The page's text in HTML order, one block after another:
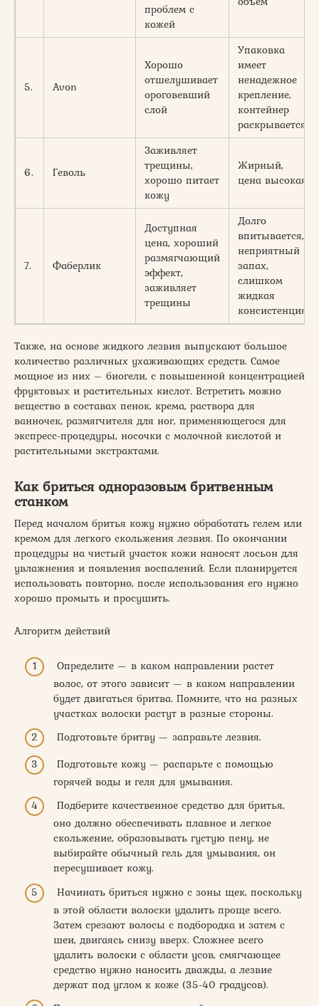
проблем с
кожей
5. Avon
Хорошо
отшелушивает
ороговевший
слой
Упаковка
имеет
ненадежное
крепление,
контейнер
раскрывается
6. Геволь
Заживляет
трещины,
хорошо питает
кожу
Жирный,
цена высокая
7. Фаберлик
Доступная
цена, хороший
размягчающий
эффект,
заживляет
трещины
Долго
впитывается,
неприятный
запах,
слишком
жидкая
консистенция
Также, на основе жидкого лезвия выпускают большое
количество различных ухаживающих средств. Самое
мощное из них – биогели, с повышенной концентрацией
фруктовых и растительных кислот. Встретить можно
вещество в составах пенок, крема, раствора для
ванночек, размягчителя для ног, применяющегося для
экспресс-процедуры, носочки с молочной кислотой и
растительными экстрактами.
Как бриться одноразовым бритвенным
станком
Перед началом бритья кожу нужно обработать гелем или
кремом для легкого скольжения лезвия. По окончании
процедуры на чистый участок кожи наносят лосьон для
увлажнения и появления воспалений. Если планируется
использовать повторно, после использования его нужно
хорошо промыть и просушить.
Алгоритм действий
Определите — в каком направлении растет
волос, от этого зависит — в каком направлении
будет двигаться бритва. Помните, что на разных
участках волоски растут в разные стороны.
Подготовьте бритву — заправьте лезвия.
Подготовьте кожу — распарьте с помощью
горячей воды и геля для умывания.
Подберите качественное средство для бритья,
оно должно обеспечивать плавное и легкое
скольжение, образовывать густую пену, не
выбирайте обычный гель для умывания, он
пересушивает кожу.
Начинать бриться нужно с зоны щек, поскольку
в этой области волоски удалить проще всего.
Затем срезают волосы с подбородка и затем с
шеи, двигаясь снизу вверх. Сложнее всего
удалить волоски с области усов, смягчающее
средство нужно наносить дважды, а лезвие
держат под углом к коже (35-40 градусов).